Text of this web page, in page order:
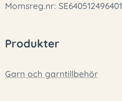
Momsreg.nr: SE640512496401
Produkter
Garn och garntillbehör